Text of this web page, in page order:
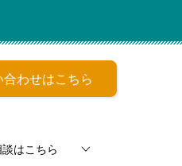
合わせはこちら
はこちら